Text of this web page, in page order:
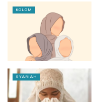
KOLOM
SYARIAH